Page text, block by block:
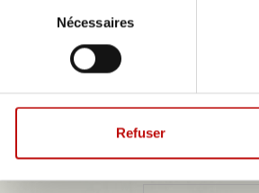
consentement
Nécessaires
RefuserRésultats 1 - 1 sur 1.